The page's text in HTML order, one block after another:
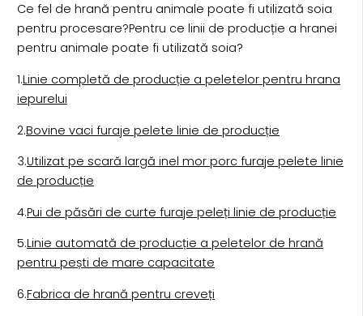
Ce fel de hrană pentru animale poate fi utilizată soia
pentru procesare?Pentru ce linii de producție a hranei
pentru animale poate fi utilizată soia?
1.Linie completă de producție a peletelor pentru hrana
iepurelui
2.Bovine vaci furaje pelete linie de producție
3.Utilizat pe scară largă inel mor porc furaje pelete linie
de producție
4.Pui de păsări de curte furaje peleți linie de producție
5.Linie automată de producție a peletelor de hrană
pentru pești de mare capacitate
6.Fabrica de hrană pentru creveți